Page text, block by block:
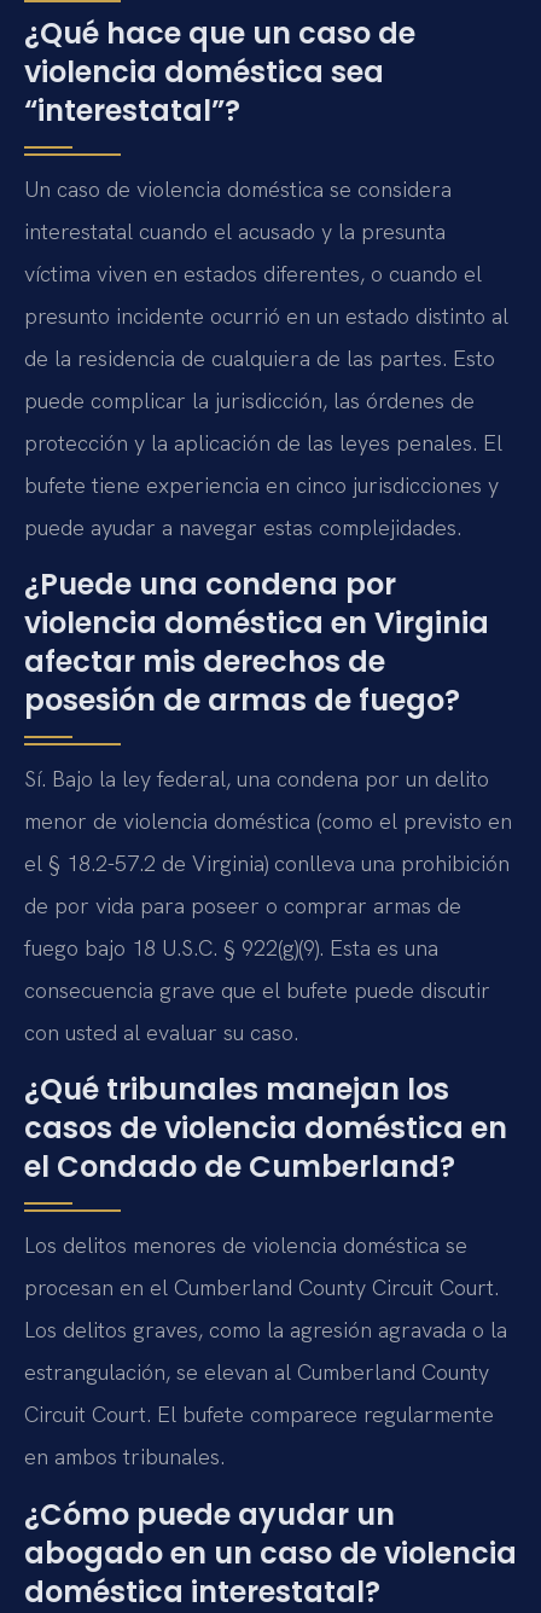
¿Qué hace que un caso de
violencia doméstica sea
“interestatal”?
Un caso de violencia doméstica se considera
interestatal cuando el acusado y la presunta
víctima viven en estados diferentes, o cuando el
presunto incidente ocurrió en un estado distinto al
de la residencia de cualquiera de las partes. Esto
puede complicar la jurisdicción, las órdenes de
protección y la aplicación de las leyes penales. El
bufete tiene experiencia en cinco jurisdicciones y
puede ayudar a navegar estas complejidades.
¿Puede una condena por
violencia doméstica en Virginia
afectar mis derechos de
posesión de armas de fuego?
Sí. Bajo la ley federal, una condena por un delito
menor de violencia doméstica (como el previsto en
el § 18.2-57.2 de Virginia) conlleva una prohibición
de por vida para poseer o comprar armas de
fuego bajo 18 U.S.C. § 922(g)(9). Esta es una
consecuencia grave que el bufete puede discutir
con usted al evaluar su caso.
¿Qué tribunales manejan los
casos de violencia doméstica en
el Condado de Cumberland?
Los delitos menores de violencia doméstica se
procesan en el Cumberland County Circuit Court.
Los delitos graves, como la agresión agravada o la
estrangulación, se elevan al Cumberland County
Circuit Court. El bufete comparece regularmente
en ambos tribunales.
¿Cómo puede ayudar un
abogado en un caso de violencia
doméstica interestatal?